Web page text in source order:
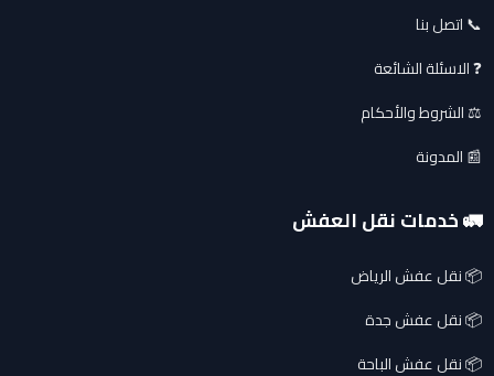
📞 اتصل بنا
❓ الاسئلة الشائعة
⚖️ الشروط والأحكام
📰 المدونة
🚛 خدمات نقل العفش
📦 نقل عفش الرياض
📦 نقل عفش جدة
📦 نقل عفش الباحة